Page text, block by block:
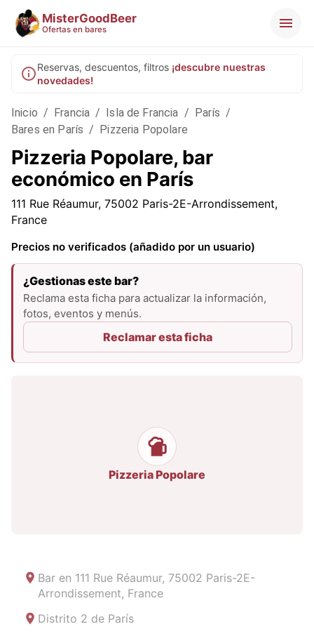
MisterGoodBeer
Ofertas en bares
Reservas, descuentos, filtros ¡descubre nuestras
novedades!
Inicio / Francia / Isla de Francia / París /
Bares en París / Pizzeria Popolare
Pizzeria Popolare, bar
económico en París
111 Rue Réaumur, 75002 Paris-2E-Arrondissement,
France
Precios no verificados (añadido por un usuario)
¿Gestionas este bar?
Reclama esta ficha para actualizar la información,
fotos, eventos y menús.
Reclamar esta ficha
Pizzeria Popolare
Bar en 111 Rue Réaumur, 75002 Paris-2E-
Arrondissement, France
Distrito 2 de París